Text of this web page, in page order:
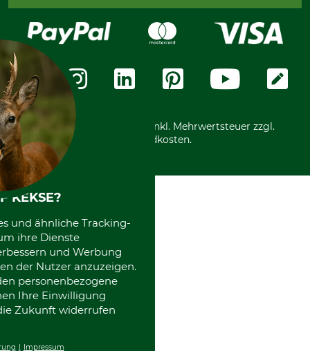
Widerrufsformular
Datenschutz
Zahlungsarten
Rechnung
Vorkasse
Karriere
Über uns
Messetermine
Community
International
*Alle Preise in Euro und inkl. Mehrwertsteuer zzgl.
Versandkosten.
KEKSE?
und ähnliche Tracking-
ihre Dienste
und Werbung
der Nutzer anzuzeigen.
personenbezogene
Ihre Einwilligung
Zukunft widerrufen
Impressum